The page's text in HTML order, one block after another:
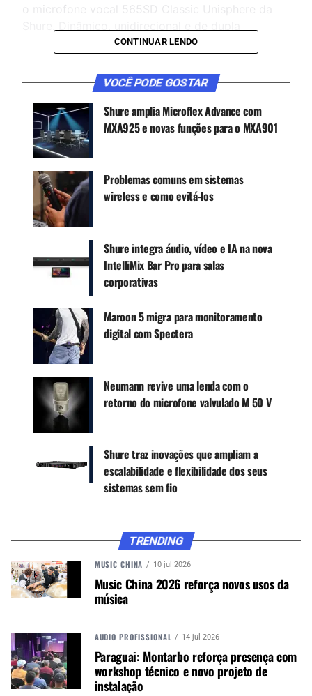
o microfone vocal 565SD Classic Unisphere da
impedância, esse modelo ficou famoso por ser
palco antes do jogo com os convidados Billy Idol
e Joan Jett, que usaram cápsulas de KSM9 e o
sistema de microfone Axient Digital Sem Fio.
CONTINUE ACOMPANHANDO
Receba novas matérias do Música & Mercado no
WhatsApp e no Google News.
Google News
A poetisa Amanda Gorman, a primeira premiada
pelo programa National Youth Poet Laureate,
recitou um poema original antes da partida diante
do icônico microfone vocal Super 55 Deluxe da
Shure.
celebrou e apresentou os três capitães honorários
convidados especialmente para o jogo pela NFL
por seus excepcionais serviços prestados.
usou um sistema redundante desenvolvido sob
medida pela ATK/Audiotek com dois microfones
de mapela Subminiatura TwinPlex TL47 e dois
transmissores de corpo Axient Digital sem Ffo
com os receptores configurados tanto para
frequências. Eles foram implementados para o
jogo pela Professional Wireless Systems (PWS).
O Quadversity é uma tecnologia patenteada que
CONTINUAR LENDO
VOCÊ PODE GOSTAR
Shure amplia Microflex Advance com
MXA925 e novas funções para o MXA901
Problemas comuns em sistemas
wireless e como evitá-los
Shure integra áudio, vídeo e IA na nova
IntelliMix Bar Pro para salas
corporativas
Maroon 5 migra para monitoramento
digital com Spectera
Neumann revive uma lenda com o
retorno do microfone valvulado M 50 V
Shure traz inovações que ampliam a
escalabilidade e flexibilidade dos seus
sistemas sem fio
TRENDING
MUSIC CHINA 10 jul 2026
Music China 2026 reforça novos usos da
música
AUDIO PROFISSIONAL 14 jul 2026
Paraguai: Montarbo reforça presença com
workshop técnico e novo projeto de
instalação